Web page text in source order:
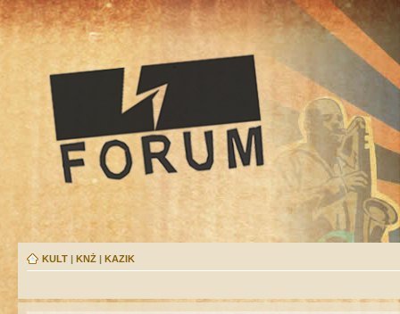
KULT | KNŻ | KAZIK